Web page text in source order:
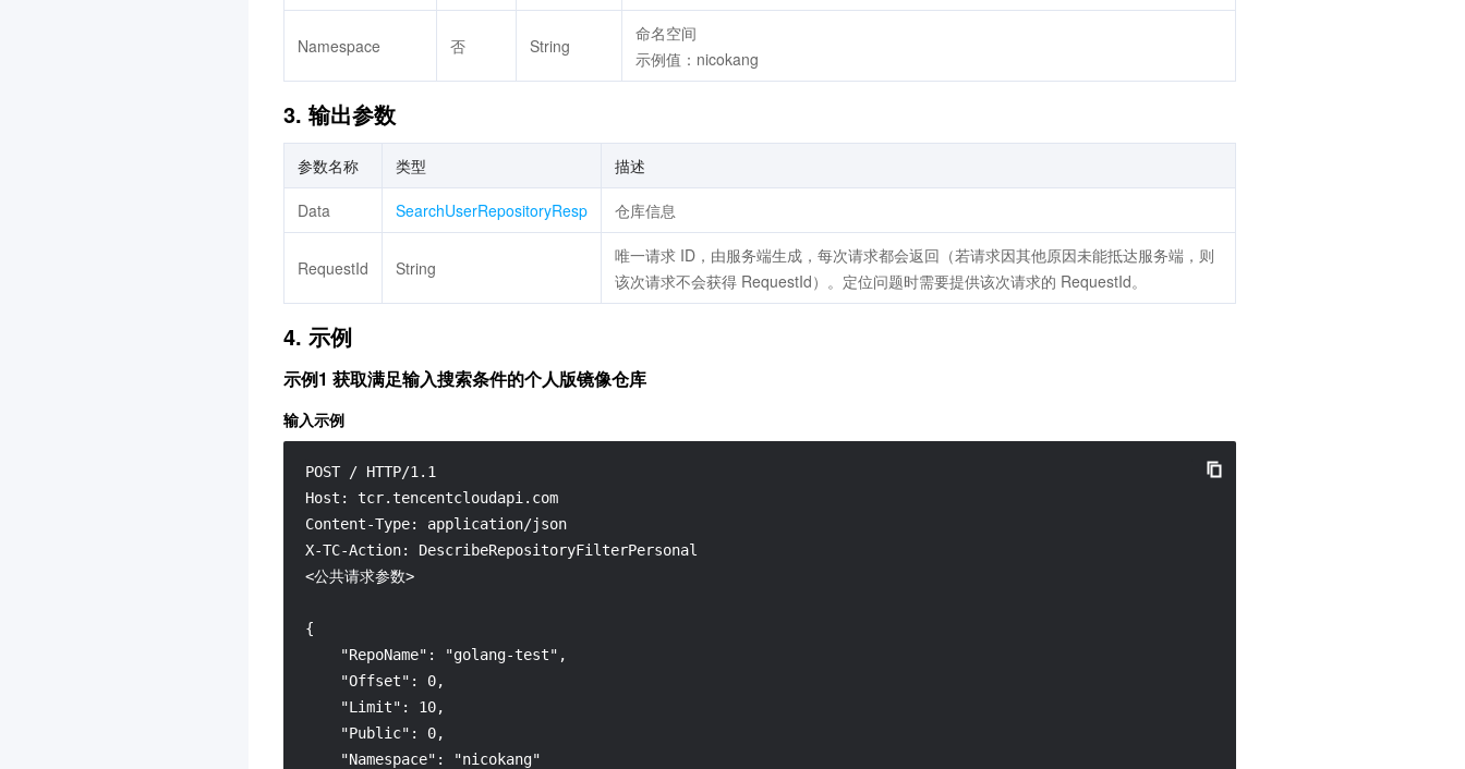
Namespace 否 String
命名空间
示例值：nicokang
3. 输出参数
参数名称 类型 描述
Data SearchUserRepositoryResp 仓库信息
RequestId String
唯一请求 ID，由服务端生成，每次请求都会返回（若请求因其他原因未能抵达服务端，则
该次请求不会获得 RequestId）。定位问题时需要提供该次请求的 RequestId。
4. 示例
示例1 获取满足输入搜索条件的个人版镜像仓库
输入示例
POST / HTTP/1.1
Host: tcr.tencentcloudapi.com
Content-Type: application/json
X-TC-Action: DescribeRepositoryFilterPersonal
<公共请求参数>
{
    "RepoName": "golang-test",
    "Offset": 0,
    "Limit": 10,
    "Public": 0,
    "Namespace": "nicokang"